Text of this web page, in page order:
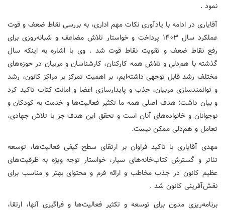
نمود .
آقایاری در ادامه با یادآوری نکات مهم اداری، به بررسی نقاط ضعف و قوت
عملکرد سال ۱۴۰۳ پرداخت و خواستار تلاش مضاعف و شبانه‌روزی برای
رفع نقاط ضعف و تقویت نقاط قوت شد . وی با اشاره به اینکه سال
گذشته با هم‌دلی و تلاش همه کارکنان، کارشناسان و مربیان در حوزه‌های
مختلف رشد قابل توجهی داشته‌ایم، بر اهمیت تمرکز بر مراکز کانون، رشد
و توانمندسازی مربیان، جذب و پایدارسازی اعضا و امانت کتاب تاکید کرد
و بیان داشت: هدف اصلی همه ما تکثیر فعالیت‌ها و خدمت به کودکان و
نوجوانان و خانواده‌های آنان است و تحقق این هدف جز با تلاش جهادی،
تعامل و هم‌دلی ممکن نیست.
مهدی آقایاری با تاکید فراوان بر ارتقای سطح کیفی فعالیت‌ها، توسعه
تئاتر و گسترش کتاب‌خانه‌های سیار، خواستار توجه ویژه به ظرفیت‌های
عظیم کانون در جذب مخاطب و ارائه فرم و محتوای بهتر و مناسب برای
نقش‌آفرینی کانون شد .
برنامه‌ریزی مدون برای توسعه و تکثیر فعالیت‌ها و فراگیری آنها، ارتقا،